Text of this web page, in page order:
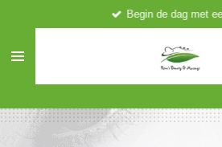
naar
hoofdinhoud
Begin de dag met